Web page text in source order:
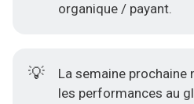
organique / payant.
💡
La semaine prochaine
les performances au